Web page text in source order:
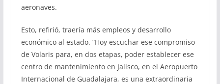
aeronaves.
Esto, refirió, traería más empleos y desarrollo
económico al estado. “Hoy escuchar ese compromiso
de Volaris para, en dos etapas, poder establecer ese
centro de mantenimiento en Jalisco, en el Aeropuerto
Internacional de Guadalajara, es una extraordinaria